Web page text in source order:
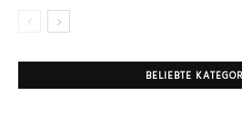
BELIEBTE